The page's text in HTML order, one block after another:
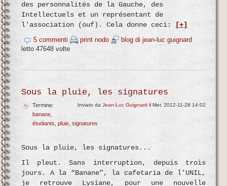
des personnalités de la Gauche, des
Intellectuels et un représentant de
l'association (ouf). Cela donne ceci:
[+]
5 commenti
print nodo
blog di jean-luc guignard
letto 47648 volte
Sous la pluie, les signatures
Inviato da Jean-Luc Guignard il Mer, 2012-11-28 14:02
Termine:
banane
étudiants pluie signatures
Sous la pluie, les signatures...
Il pleut. Sans interruption, depuis trois
jours. A la “Banane”, la cafetaria de l’UNIL,
je retrouve Lysiane, pour une nouvelle